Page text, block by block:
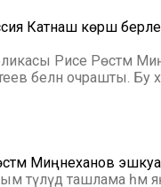
Катнаш көрәш
Рәисе Рөстәм
белән очрашты. Бу
Миңнеханов
түләүдә ташлама